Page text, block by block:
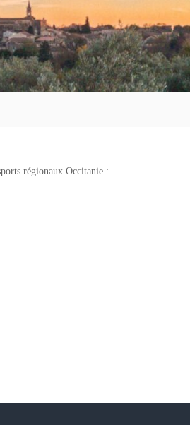
régionaux Occitanie :